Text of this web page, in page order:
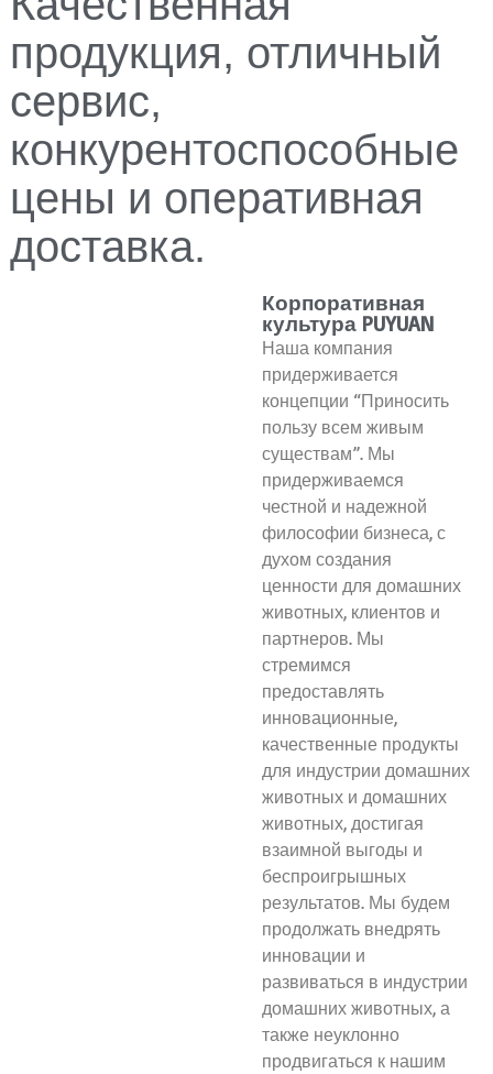
продукция, отличный
сервис,
конкурентоспособные
цены и оперативная
доставка.
Корпоративная
культура PUYUAN
Наша компания
придерживается
концепции “Приносить
пользу всем живым
существам”. Мы
придерживаемся
честной и надежной
философии бизнеса, с
духом создания
ценности для домашних
животных, клиентов и
партнеров. Мы
стремимся
предоставлять
инновационные,
качественные продукты
для индустрии домашних
животных и домашних
животных, достигая
взаимной выгоды и
беспроигрышных
результатов. Мы будем
продолжать внедрять
инновации и
развиваться в индустрии
домашних животных, а
также неуклонно
продвигаться к нашим